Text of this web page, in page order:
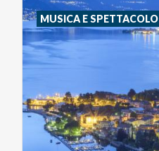
MUSICA E SPETTACOLO